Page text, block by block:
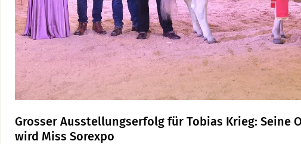
Grosser Ausstellungserfolg für Tobias Krieg: Seine
wird Miss Sorexpo